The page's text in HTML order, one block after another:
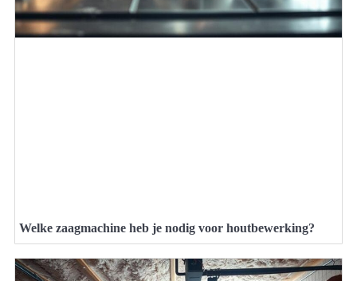
Welke zaagmachine heb je nodig voor houtbewerking?